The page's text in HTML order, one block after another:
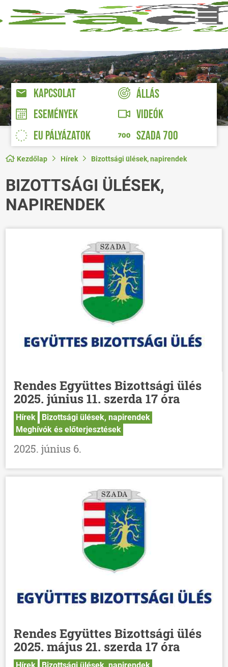
KAPCSOLAT
ÁLLÁS
ESEMÉNYEK
VIDEÓK
EU PÁLYÁZATOK
SZADA 700
Kezdőlap Hírek Bizottsági ülések, napirendek
BIZOTTSÁGI ÜLÉSEK,
NAPIRENDEK
Rendes Együttes Bizottsági ülés
2025. június 11. szerda 17 óra
Hírek
Bizottsági ülések, napirendek
Meghívók és előterjesztések
2025. június 6.
Rendes Együttes Bizottsági ülés
2025. május 21. szerda 17 óra